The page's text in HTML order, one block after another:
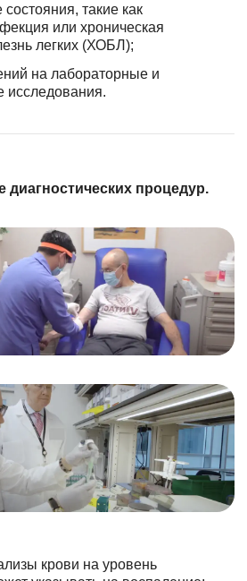
такие как
или хроническая
легких (ХОБЛ);
на лабораторные и
исследования.
процедур.
крови на уровень